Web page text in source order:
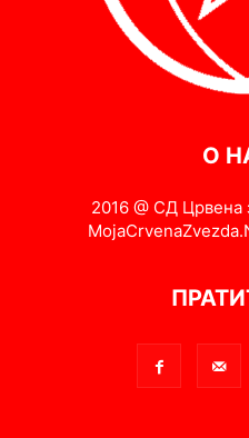
О
2016 @ СД Црвена